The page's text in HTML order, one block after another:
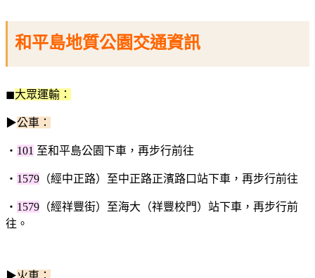
和平島地質公園交通資訊
◼︎大眾運輸：
▶公車：
‧ 101 至和平島公園下車，再步行前往
‧ 1579 （經中正路）至中正路正濱路口站下車，再步行前往
‧ 1579 （經祥豐街）至海大（祥豐校門）站下車，再步行前
往。
▶火車：